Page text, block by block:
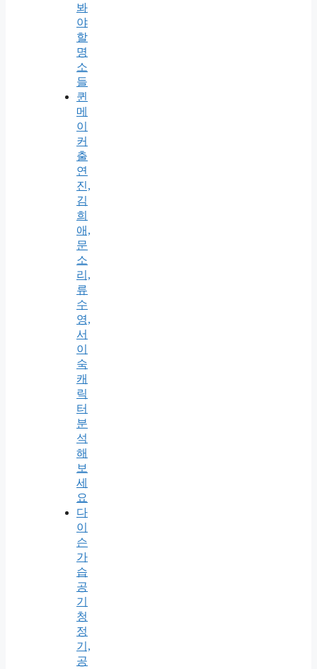
봐
야
할
명
소
들
퀸
메
이
커
출
연
진,
김
희
애,
문
소
리,
류
수
영,
서
이
숙
캐
릭
터
분
석
해
보
세
요
다
이
슨
가
습
공
기
청
정
기,
공